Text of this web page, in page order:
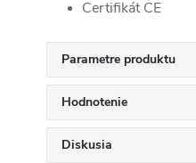
Certifikát CE
Parametre produktu
Hodnotenie
Diskusia